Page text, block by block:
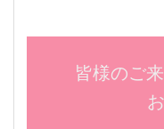
皆様のご